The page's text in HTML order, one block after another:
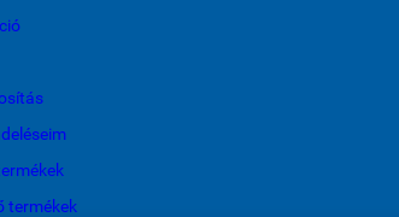
termékek